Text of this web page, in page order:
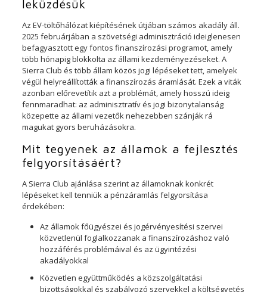
leküzdésük
Az EV-töltőhálózat kiépítésének útjában számos akadály áll.
2025 februárjában a szövetségi adminisztráció ideiglenesen
befagyasztott egy fontos finanszírozási programot, amely
több hónapig blokkolta az állami kezdeményezéseket. A
Sierra Club és több állam közös jogi lépéseket tett, amelyek
végül helyreállították a finanszírozás áramlását. Ezek a viták
azonban előrevetítik azt a problémát, amely hosszú ideig
fennmaradhat: az adminisztratív és jogi bizonytalanság
közepette az állami vezetők nehezebben szánják rá
magukat gyors beruházásokra.
Mit tegyenek az államok a fejlesztés
felgyorsításáért?
A Sierra Club ajánlása szerint az államoknak konkrét
lépéseket kell tenniük a pénzáramlás felgyorsítása
érdekében:
Az államok főügyészei és jogérvényesítési szervei
közvetlenül foglalkozzanak a finanszírozáshoz való
hozzáférés problémáival és az ügyintézési
akadályokkal
Közvetlen együttműködés a közszolgáltatási
bizottságokkal és szabályozó szervekkel a költségvetés